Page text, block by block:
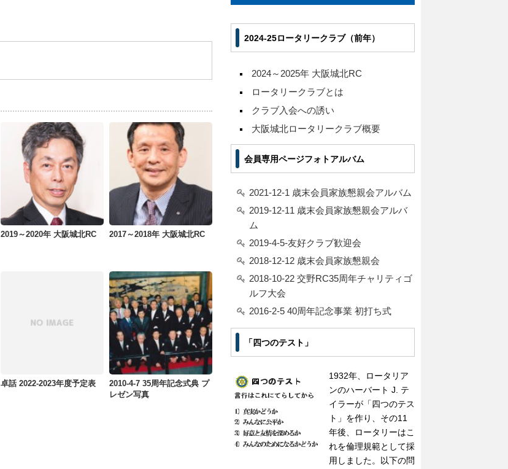
2019～2020年 大阪城北RC 2017～2018年 大阪城北RC
卓話 2022-2023年度予定表
2010-4-7 35周年記念式典 プ
レゼン写真
2024-25ロータリークラブ（前年）
2024～2025年 大阪城北RC
ロータリークラブとは
クラブ入会への誘い
大阪城北ロータリークラブ概要
会員専用ページフォトアルバム
2021-12-1 歳末会員家族懇親会アルバム
2019-12-11 歳末会員家族懇親会アルバ
ム
2019-4-5-友好クラブ歓迎会
2018-12-12 歳末会員家族懇親会
2018-10-22 交野RC35周年チャリティゴ
ルフ大会
2016-2-5 40周年記念事業 初打ち式
「四つのテスト」
1932年、ロータリア
ンのハーバート J. テ
イラーが「四つのテス
ト」を作り、その11
年後、ロータリーはこ
れを倫理規範として採
用しました。以下の問